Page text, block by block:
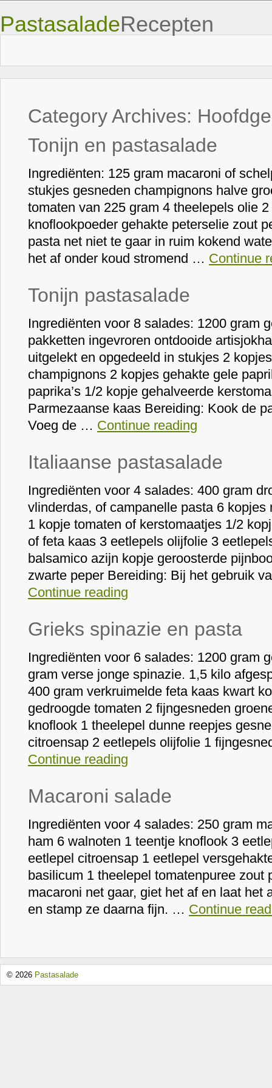
PastasaladeRecepten
Category Archives:
Tonijn en pastasalade
Ingrediënten: 125 gram macaroni of
stukjes gesneden champignons halve
tomaten van 225 gram 4 theelepels olie
knoflookpoeder gehakte peterselie zout
pasta net niet te gaar in ruim kokend
het af onder koud stromend … Continue
Tonijn pastasalade
Ingrediënten voor 8 salades: 1200 gram
pakketten ingevroren ontdooide
uitgelekt en opgedeeld in stukjes 2
champignons 2 kopjes gehakte gele
paprika’s 1/2 kopje gehalveerde
Parmezaanse kaas Bereiding: Kook de
Voeg de … Continue reading
Italiaanse pastasalade
Ingrediënten voor 4 salades: 400 gram
vlinderdas, of campanelle pasta 6
1 kopje tomaten of kerstomaatjes 1/2
of feta kaas 3 eetlepels olijfolie 3
balsamico azijn kopje geroosterde
zwarte peper Bereiding: Bij het gebruik
Continue reading
Grieks spinazie en pasta
Ingrediënten voor 6 salades: 1200 gram
gram verse jonge spinazie. 1,5 kilo
400 gram verkruimelde feta kaas kwart
gedroogde tomaten 2 fijngesneden
knoflook 1 theelepel dunne reepjes
citroensap 2 eetlepels olijfolie 1
Continue reading
Macaroni salade
Ingrediënten voor 4 salades: 250 gram
ham 6 walnoten 1 teentje knoflook 3
eetlepel citroensap 1 eetlepel
basilicum 1 theelepel tomatenpuree zout
macaroni net gaar, giet het af en laat het
en stamp ze daarna fijn. … Continue
© 2026 Pastasalade